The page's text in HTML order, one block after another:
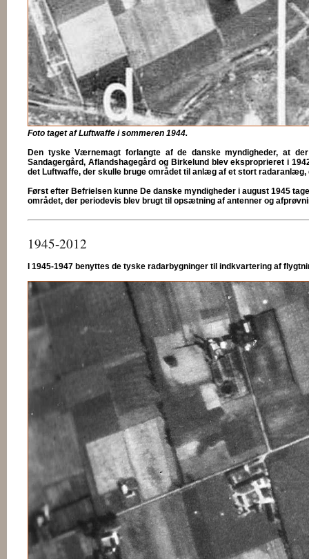
Foto taget af Luftwaffe i sommeren 1944.
Den tyske Værnemagt forlangte af de danske myndigheder, at
Sandagergård, Aflandshagegård og Birkelund blev eksproprieret i
det Luftwaffe, der skulle bruge området til anlæg af et stort
Først efter Befrielsen kunne De danske myndigheder i august 1945
området, der periodevis blev brugt til opsætning af antenner og
1945-2012
I 1945-1947 benyttes de tyske radarbygninger til indkvartering af